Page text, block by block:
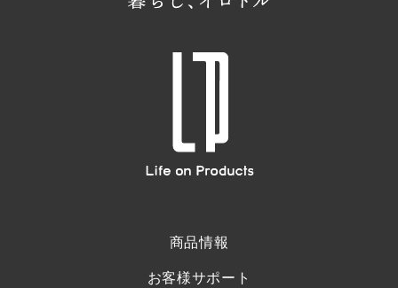
商品情報
お客様サポート